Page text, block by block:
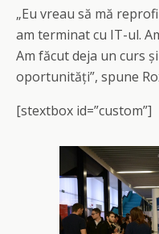
„Eu vreau să mă
am terminat cu IT-ul.
Am făcut deja un curs
oportunități”, spune
[stextbox id=”custom”]